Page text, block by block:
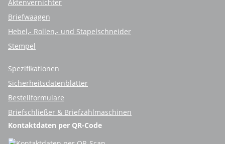
Aktenvernichter
Briefwaagen
Hebel,- Rollen,- und Stapelschneider
Stempel
Spezifikationen
Sicherheitsdatenblätter
Bestellformulare
Briefschließer & Briefzählmaschinen
Kontaktdaten per QR-Code